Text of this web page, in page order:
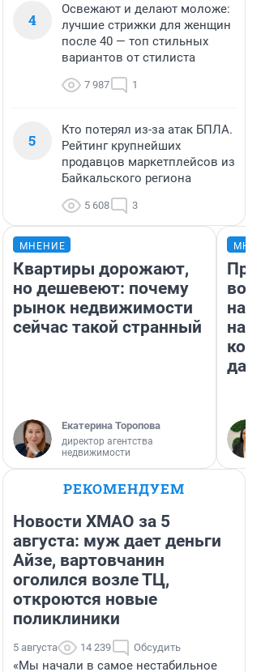
4
Освежают и делают моложе:
лучшие стрижки для женщин
после 40 — топ стильных
вариантов от стилиста
7 987 1
5
Кто потерял из-за атак БПЛА.
Рейтинг крупнейших
продавцов маркетплейсов из
Байкальского региона
5 608 3
МНЕНИЕ
Квартиры дорожают,
но дешевеют: почему
рынок недвижимости
сейчас такой странный
Екатерина Торопова
директор агентства
недвижимости
нам
даже
РЕКОМЕНДУЕМ
Новости ХМАО за 5
августа: муж дает деньги
Айзе, вартовчанин
оголился возле ТЦ,
откроются новые
поликлиники
5 августа 14 239 Обсудить
«Мы начали в самое нестабильное